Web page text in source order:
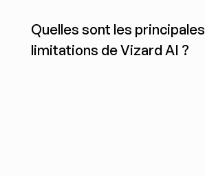
Quelles sont les principales
limitations de Vizard AI ?